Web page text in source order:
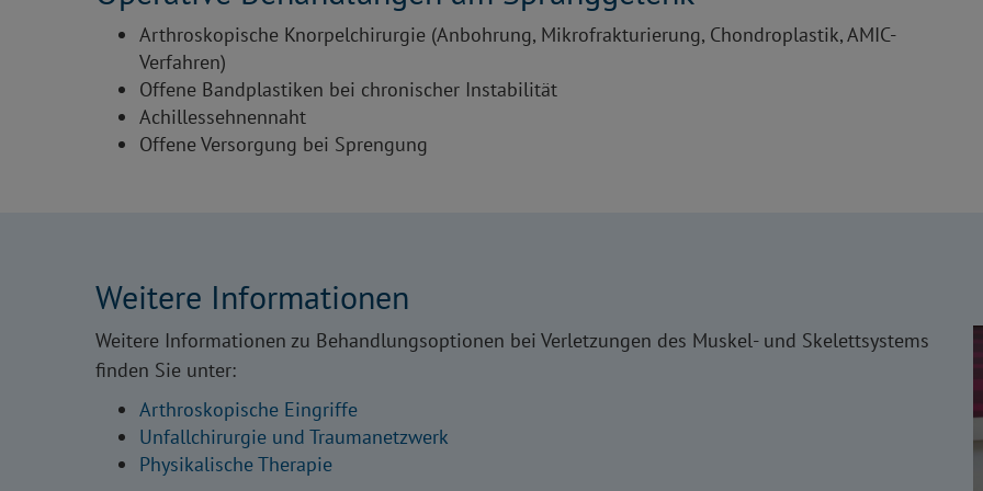
Arthroskopische Knorpelchirurgie (Anbohrung, Mikrofrakturierung, Chondroplastik, AMIC-
Verfahren)
Offene Bandplastiken bei chronischer Instabilität
Achillessehnennaht
Offene Versorgung bei Sprengung
Weitere Informationen
Weitere Informationen zu Behandlungsoptionen bei Verletzungen des Muskel- und Skelettsystems
finden Sie unter:
Arthroskopische Eingriffe
Unfallchirurgie und Traumanetzwerk
Physikalische Therapie